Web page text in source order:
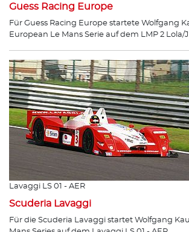
Guess Racing Europe
Für Guess Racing Europe startete Wolfgang
European Le Mans Serie auf dem LMP 2 Lola/
Lavaggi LS 01 - AER
Scuderia Lavaggi
Für die Scuderia Lavaggi startet Wolfgang